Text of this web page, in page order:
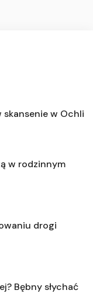
w Ochli
w rodzinnym
drogi
Bębny słychać